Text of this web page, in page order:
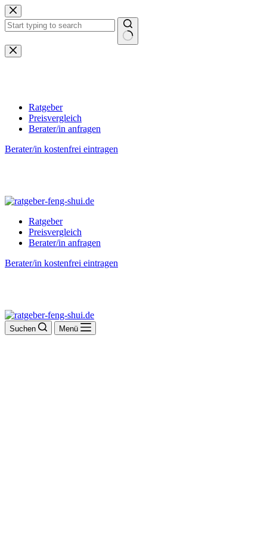
Zum
Inhalt
springen
Keine
Ergebnisse
Ratgeber
Preisvergleich
Berater/in anfragen
Berater/in kostenfrei eintragen
Ratgeber
Preisvergleich
Berater/in anfragen
Berater/in kostenfrei eintragen
Suchen Menü